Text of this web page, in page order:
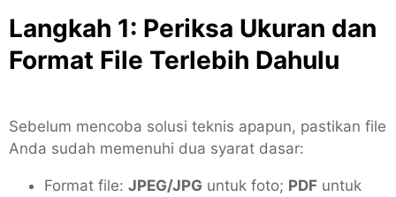
Langkah 1: Periksa Ukuran dan
Format File Terlebih Dahulu
Sebelum mencoba solusi teknis apapun, pastikan file
Anda sudah memenuhi dua syarat dasar:
Format file: JPEG/JPG untuk foto; PDF untuk